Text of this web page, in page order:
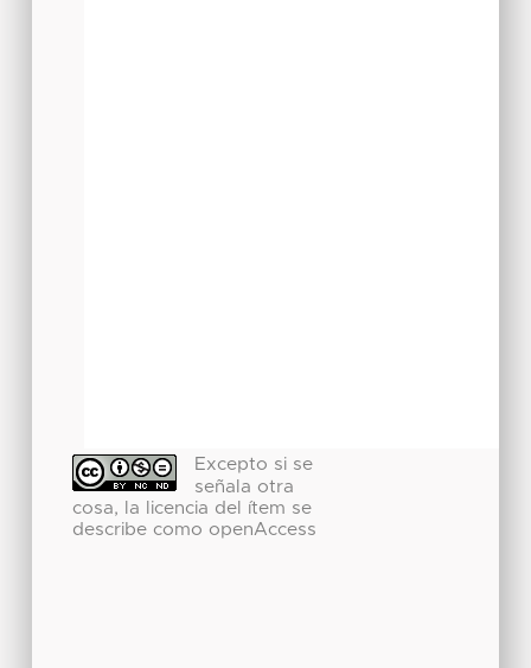
Excepto si se
señala otra
cosa, la licencia del ítem se
describe como openAccess